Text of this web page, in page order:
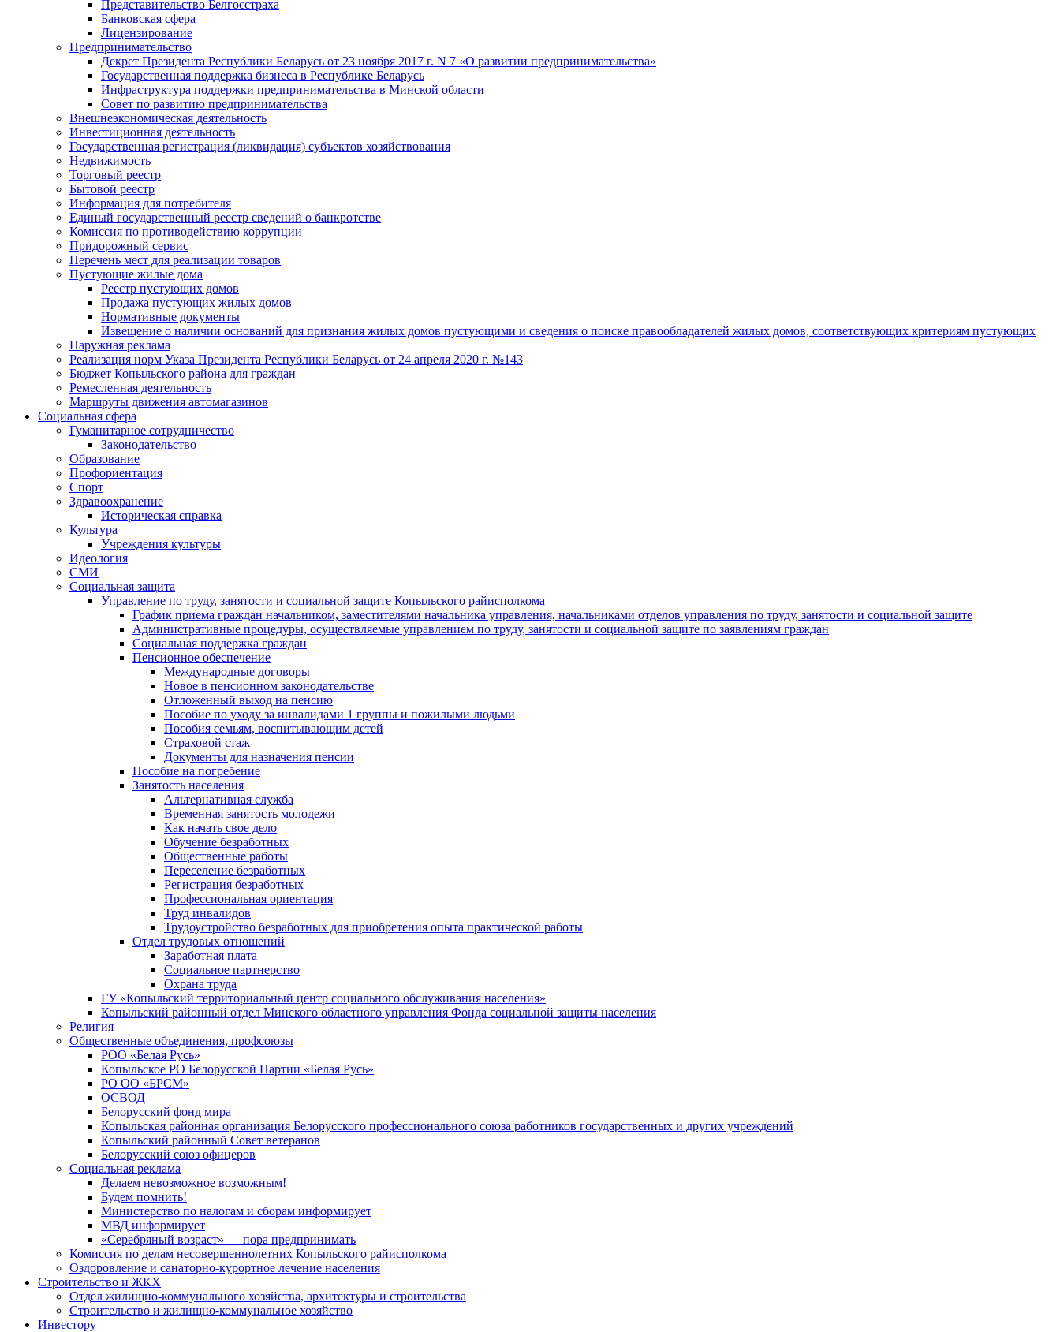
Представительство Белгосстраха
Банковская сфера
Лицензирование
Предпринимательство
Декрет Президента Республики Беларусь от 23 ноября 2017 г. N 7 «О развитии предпринимательства»
Государственная поддержка бизнеса в Республике Беларусь
Инфраструктура поддержки предпринимательства в Минской области
Совет по развитию предпринимательства
Внешнеэкономическая деятельность
Инвестиционная деятельность
Государственная регистрация (ликвидация) субъектов хозяйствования
Недвижимость
Торговый реестр
Бытовой реестр
Информация для потребителя
Единый государственный реестр сведений о банкротстве
Комиссия по противодействию коррупции
Придорожный сервис
Перечень мест для реализации товаров
Пустующие жилые дома
Реестр пустующих домов
Продажа пустующих жилых домов
Нормативные документы
Извещение о наличии оснований для признания жилых домов пустующими и сведения о поиске правообладателей жилых домов, соответствующих критериям пустующих
Наружная реклама
Реализация норм Указа Президента Республики Беларусь от 24 апреля 2020 г. №143
Бюджет Копыльского района для граждан
Ремесленная деятельность
Маршруты движения автомагазинов
Социальная сфера
Гуманитарное сотрудничество
Законодательство
Образование
Профориентация
Спорт
Здравоохранение
Историческая справка
Культура
Учреждения культуры
Идеология
СМИ
Социальная защита
Управление по труду, занятости и социальной защите Копыльского райисполкома
График приема граждан начальником, заместителями начальника управления, начальниками отделов управления по труду, занятости и социальной защите
Административные процедуры, осуществляемые управлением по труду, занятости и социальной защите по заявлениям граждан
Социальная поддержка граждан
Пенсионное обеспечение
Международные договоры
Новое в пенсионном законодательстве
Отложенный выход на пенсию
Пособие по уходу за инвалидами 1 группы и пожилыми людьми
Пособия семьям, воспитывающим детей
Страховой стаж
Документы для назначения пенсии
Пособие на погребение
Занятость населения
Альтернативная служба
Временная занятость молодежи
Как начать свое дело
Обучение безработных
Общественные работы
Переселение безработных
Регистрация безработных
Профессиональная ориентация
Труд инвалидов
Трудоустройство безработных для приобретения опыта практической работы
Отдел трудовых отношений
Заработная плата
Социальное партнерство
Охрана труда
ГУ «Копыльский территориальный центр социального обслуживания населения»
Копыльский районный отдел Минского областного управления Фонда социальной защиты населения
Религия
Общественные объединения, профсоюзы
РОО «Белая Русь»
Копыльское РО Белорусской Партии «Белая Русь»
РО ОО «БРСМ»
ОСВОД
Белорусский фонд мира
Копыльская районная организация Белорусского профессионального союза работников государственных и других учреждений
Копыльский районный Совет ветеранов
Белорусский союз офицеров
Социальная реклама
Делаем невозможное возможным!
Будем помнить!
Министерство по налогам и сборам информирует
МВД информирует
«Серебряный возраст» — пора предпринимать
Комиссия по делам несовершеннолетних Копыльского райисполкома
Оздоровление и санаторно-курортное лечение населения
Строительство и ЖКХ
Отдел жилищно-коммунального хозяйства, архитектуры и строительства
Строительство и жилищно-коммунальное хозяйство
Инвестору